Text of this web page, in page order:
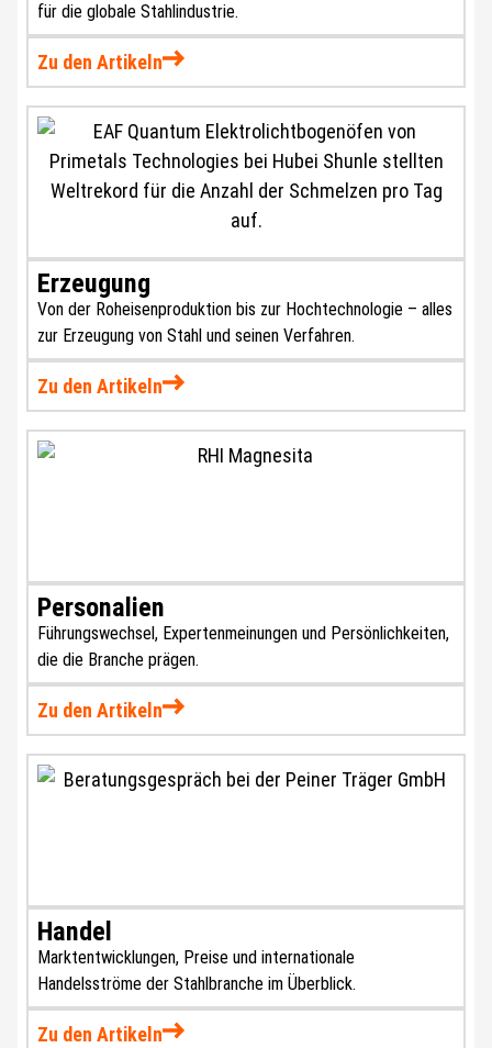
für die globale Stahlindustrie.
Zu den Artikeln
Erzeugung
Von der Roheisenproduktion bis zur Hochtechnologie – alles
zur Erzeugung von Stahl und seinen Verfahren.
Zu den Artikeln
Personalien
Führungswechsel, Expertenmeinungen und Persönlichkeiten,
die die Branche prägen.
Zu den Artikeln
Handel
Marktentwicklungen, Preise und internationale
Handelsströme der Stahlbranche im Überblick.
Zu den Artikeln